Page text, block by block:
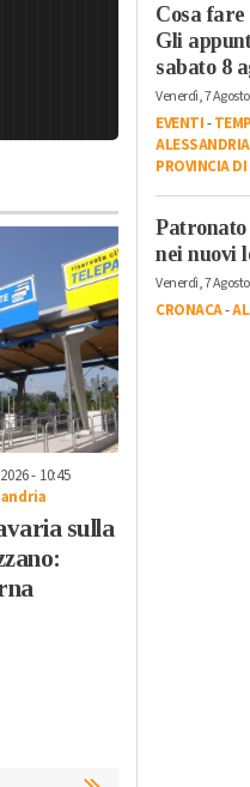
- 10:45
sulla
Cosa
Gli
sabato 8
Venerdì, 7
EVENTI-
ALESSANDRIA
PROVINCIA
nei nuovi
Venerdì, 7
CRONACA-